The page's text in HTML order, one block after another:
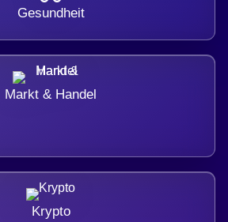
Gesundheit
Markt & Handel
Krypto